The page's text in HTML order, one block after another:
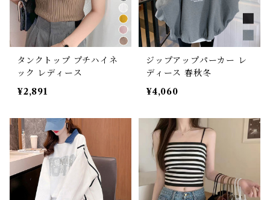
タンクトップ プチハイネ
ック レディース
¥2,891
ジップアップパーカー レ
ディース 春秋冬
¥4,060